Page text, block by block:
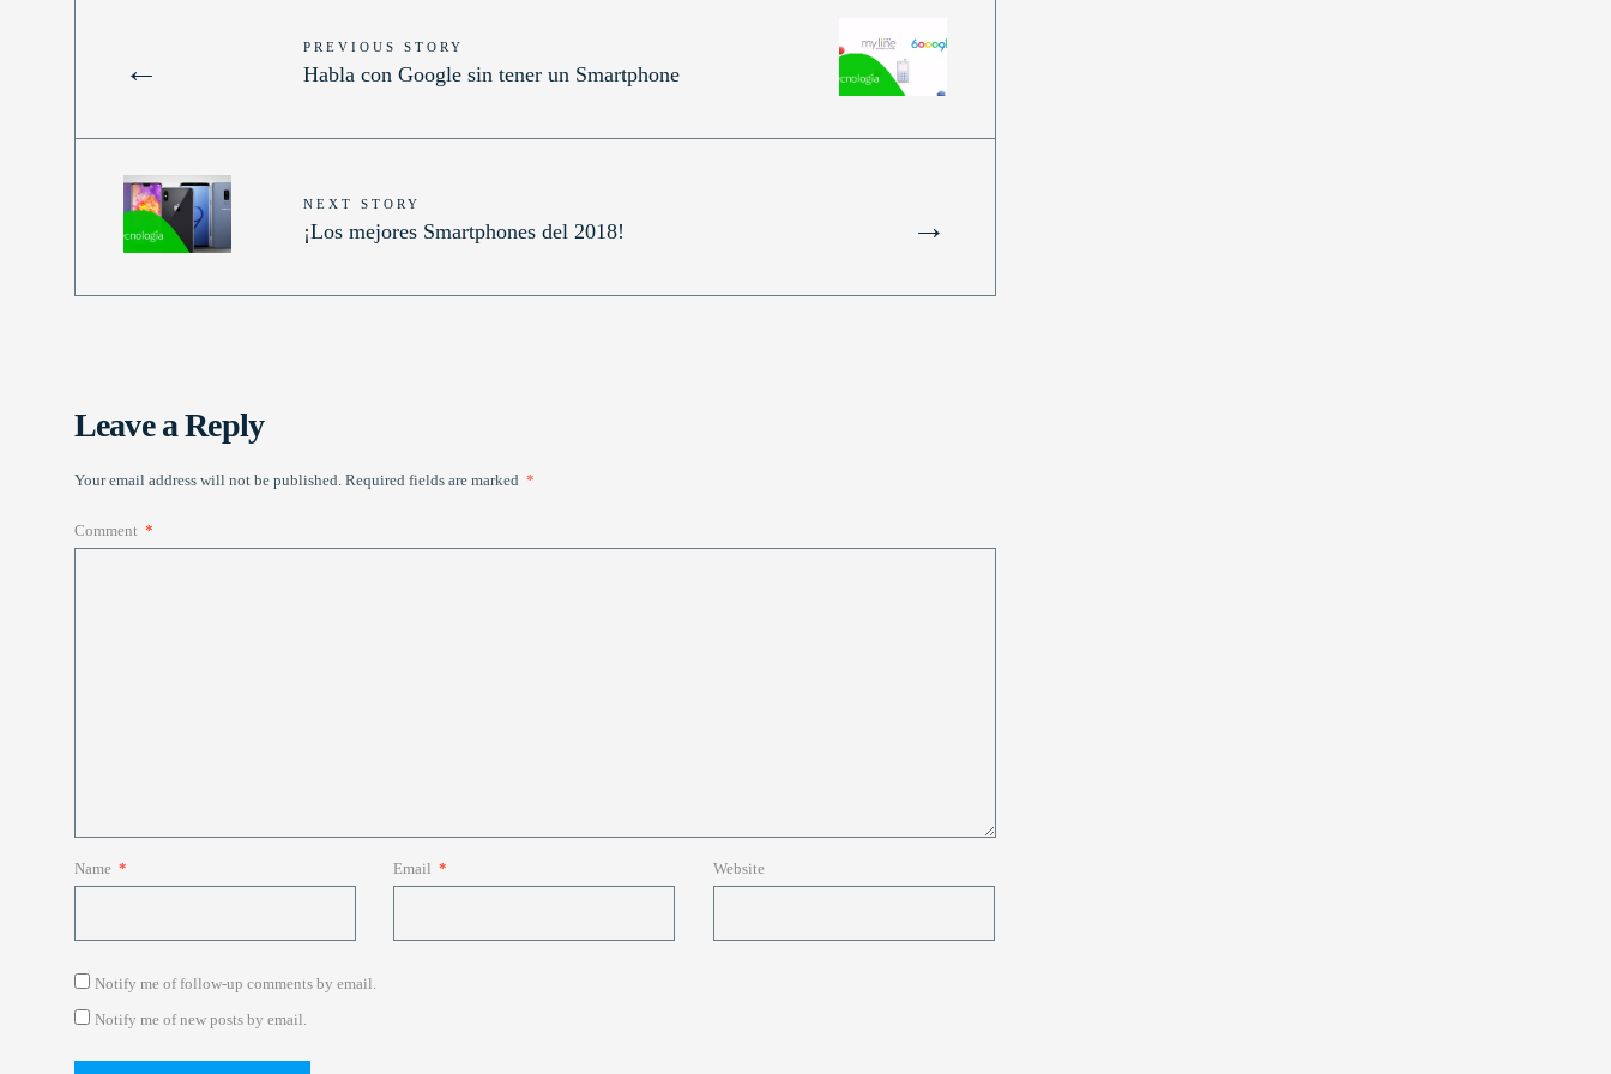
←
PREVIOUS STORY
Habla con Google sin tener un Smartphone
→
NEXT STORY
¡Los mejores Smartphones del 2018!
Leave a Reply
Your email address will not be published. Required fields are marked *
Comment *
Name * Email * Website
Notify me of follow-up comments by email.
Notify me of new posts by email.